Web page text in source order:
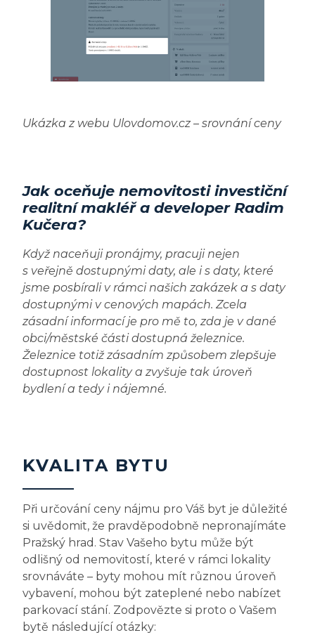
Ukázka z webu Ulovdomov.cz – srovnání ceny
Jak oceňuje nemovitosti investiční
realitní makléř a developer Radim
Kučera?
Když naceňuji pronájmy, pracuji nejen
s veřejně dostupnými daty, ale i s daty, které
jsme posbírali v rámci našich zakázek a s daty
dostupnými v cenových mapách. Zcela
zásadní informací je pro mě to, zda je v dané
obci/městské části dostupná železnice.
Železnice totiž zásadním způsobem zlepšuje
dostupnost lokality a zvyšuje tak úroveň
bydlení a tedy i nájemné.
KVALITA BYTU
Při určování ceny nájmu pro Váš byt je důležité
si uvědomit, že pravděpodobně nepronajímáte
Pražský hrad. Stav Vašeho bytu může být
odlišný od nemovitostí, které v rámci lokality
srovnáváte – byty mohou mít různou úroveň
vybavení, mohou být zateplené nebo nabízet
parkovací stání. Zodpovězte si proto o Vašem
bytě následující otázky: